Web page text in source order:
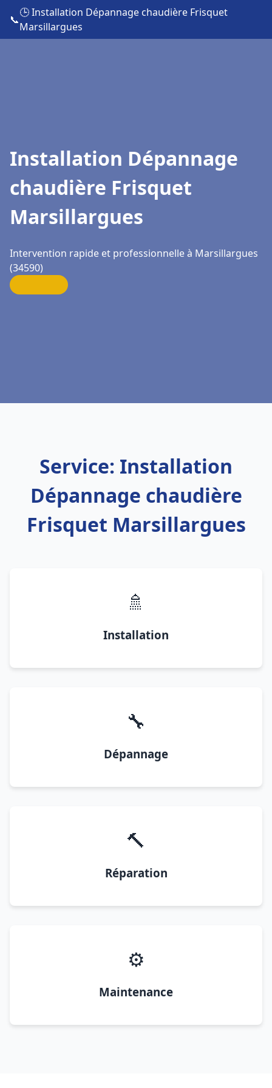
📞
🕒 Installation Dépannage chaudière Frisquet
Marsillargues
Installation Dépannage
chaudière Frisquet
Marsillargues
Intervention rapide et professionnelle à Marsillargues
(34590)
Service: Installation
Dépannage chaudière
Frisquet Marsillargues
🚿
Installation
🔧
Dépannage
🔨
Réparation
⚙️
Maintenance